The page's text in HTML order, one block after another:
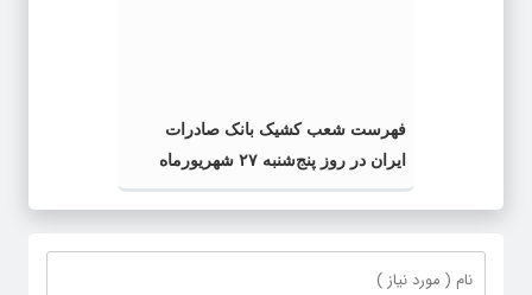
فهرست شعب کشیک بانک صادرات
ایران در روز پنج‌شنبه ۲۷ شهریورماه
اعلام شد